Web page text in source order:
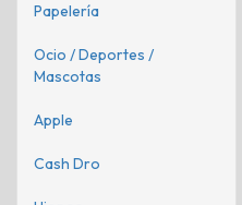
Papelería
Ocio / Deportes /
Mascotas
Apple
Cash Dro